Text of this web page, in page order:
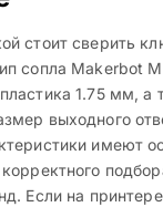
стоит сверить
сопла Makerbot
1.75 мм, а
выходного
имеют
Если на принтере